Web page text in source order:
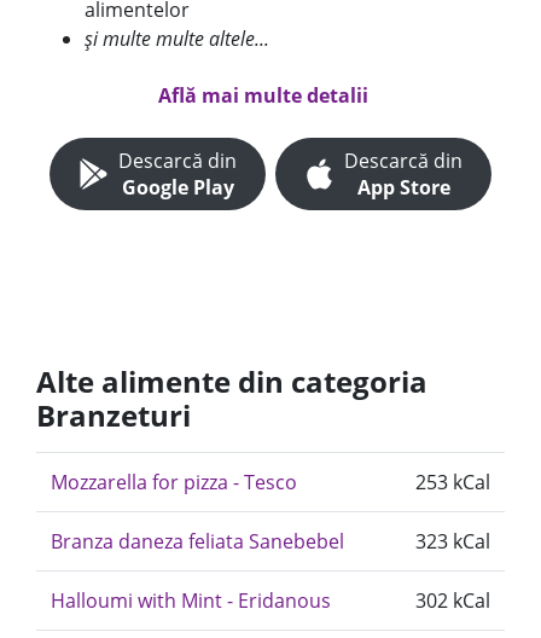
alimentelor
și multe multe altele...
Află mai multe detalii
Descarcă din
Google Play
Descarcă din
App Store
Alte alimente din categoria
Branzeturi
Mozzarella for pizza - Tesco 253 kCal
Branza daneza feliata Sanebebel 323 kCal
Halloumi with Mint - Eridanous 302 kCal